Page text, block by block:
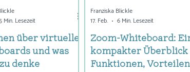
über virtuelle
und was
denke
Min. Lesezeit
Zoom-Whiteboard:
kompakter Überblick
Funktionen, Vorteilen
Franziska Blickle
17. Feb.
6 Min. Lesezeit